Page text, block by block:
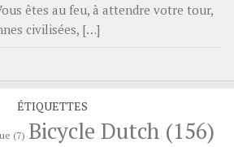
êtes au feu, à attendre votre tour,
civilisées, […]
ÉTIQUETTES
(7) Bicycle Dutch (156)